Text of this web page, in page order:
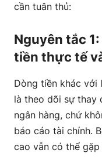
cần tuân thủ:
Nguyên tắc
tiền thực tế
Dòng tiền khác với
là theo dõi sự thay
ngân hàng, chứ
báo cáo tài chính.
cao vẫn có thể